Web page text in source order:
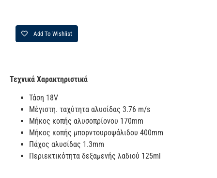
Add To Wishlist
Τεχνικά Χαρακτηριστικά
Τάση 18V
Μέγιστη. ταχύτητα αλυσίδας 3.76 m/s
Μήκος κοπής αλυσοπρίονου 170mm
Μήκος κοπής μπορντουροψάλιδου 400mm
Πάχος αλυσίδας 1.3mm
Περιεκτικότητα δεξαμενής λαδιού 125ml